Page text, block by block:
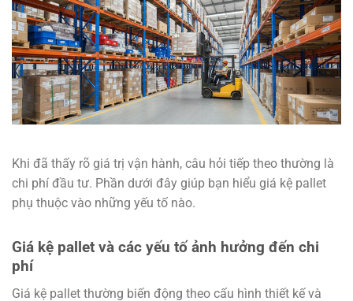
Khi đã thấy rõ giá trị vận hành, câu hỏi tiếp theo thường là
chi phí đầu tư. Phần dưới đây giúp bạn hiểu giá kệ pallet
phụ thuộc vào những yếu tố nào.
Giá kệ pallet và các yếu tố ảnh hưởng đến chi
phí
Giá kệ pallet thường biến động theo cấu hình thiết kế và